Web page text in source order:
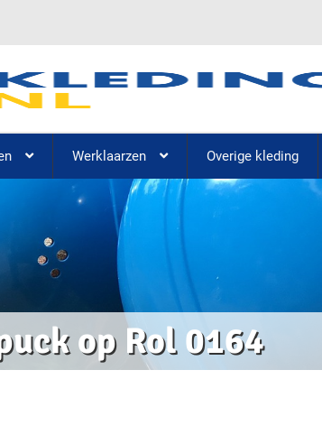
Werklaarzen Overige kleding
op Rol 0164